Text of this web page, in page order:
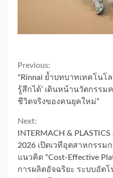
Continue
Reading
Previous:
“Rinnai ย้ำบทบาทเทคโนโ
รู้สึกได้’ เดินหน้านวัตกรร
ชีวิตจริงของคนยุคใหม่”
Next:
INTERMACH &
2026 เปิดเวทีอุตสาหกรรม
แนวคิด “Cost-Effective
การผลิตอัจฉริยะ ระบบอัต